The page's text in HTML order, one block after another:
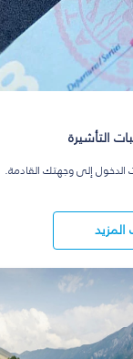
التأشيرة
إلى وجهتك القادمة.